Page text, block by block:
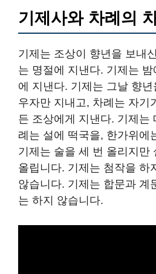
기제사와 차례의
기제는 조상이 향년을 보내
는 명절에 지낸다. 기제는
에 지낸다. 기제는 그날 향
우자만 지내고, 차례는 자기
든 조상에게 지낸다. 기제는
례는 설에 떡국을, 한가위에
기제는 술을 세 번 올리지만
올립니다. 기제는 첨작을 하
않습니다. 기제는 합문과 계
는 하지 않습니다.